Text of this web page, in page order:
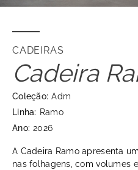
CADEIRAS
Cadeira
Coleção: Adm
Linha: Ramo
Ano: 2026
A Cadeira Ramo apresenta
nas folhagens, com volumes